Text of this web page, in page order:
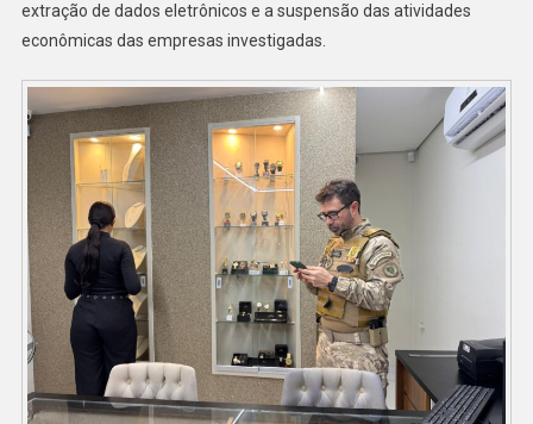
extração de dados eletrônicos e a suspensão das atividades
econômicas das empresas investigadas.